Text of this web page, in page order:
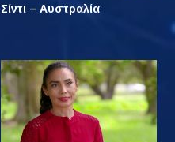
Σίντι – Αυστραλία